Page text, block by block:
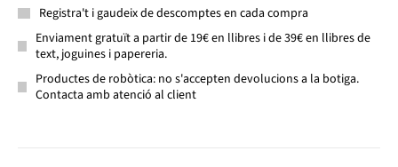
Registra't i gaudeix de descomptes en cada compra
Enviament gratuït a partir de 19€ en llibres i de 39€ en llibres de
text, joguines i papereria.
Productes de robòtica: no s'accepten devolucions a la botiga.
Contacta amb atenció al client